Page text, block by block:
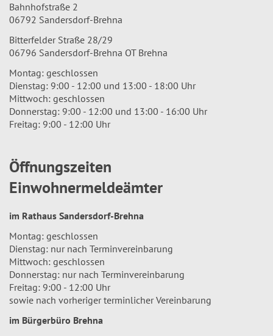
Bahnhofstraße 2
06792 Sandersdorf-Brehna
Bitterfelder Straße 28/29
06796 Sandersdorf-Brehna OT Brehna
Montag: geschlossen
Dienstag: 9:00 - 12:00 und 13:00 - 18:00 Uhr
Mittwoch: geschlossen
Donnerstag: 9:00 - 12:00 und 13:00 - 16:00 Uhr
Freitag: 9:00 - 12:00 Uhr
Öffnungszeiten
Einwohnermeldeämter
im Rathaus Sandersdorf-Brehna
Montag: geschlossen
Dienstag: nur nach Terminvereinbarung
Mittwoch: geschlossen
Donnerstag: nur nach Terminvereinbarung
Freitag: 9:00 - 12:00 Uhr
sowie nach vorheriger terminlicher Vereinbarung
im Bürgerbüro Brehna